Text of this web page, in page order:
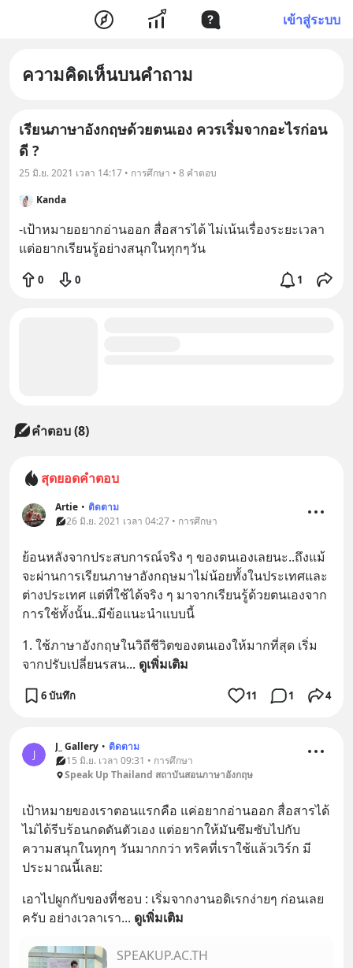
เข้าสู่ระบบ
ความคิดเห็นบนคำถาม
เรียนภาษาอังกฤษด้วยตนเอง ควรเริ่มจากอะไรก่อน
ดี ?
25 มิ.ย. 2021 เวลา 14:17 • การศึกษา • 8 คำตอบ
Kanda
-เป้าหมายอยากอ่านออก สื่อสารได้ ไม่เน้นเรื่องระยะเวลา
แต่อยากเรียนรู้อย่างสนุกในทุกๆวัน
0 0 1
คำตอบ (8)
สุดยอดคำตอบ
Artie • ติดตาม
26 มิ.ย. 2021 เวลา 04:27 • การศึกษา
ย้อนหลังจากประสบการณ์จริง ๆ ของตนเองเลยนะ..ถึงแม้
จะผ่านการเรียนภาษาอังกฤษมาไม่น้อยทั้งในประเทศและ
ต่างประเทศ แต่ที่ใช้ได้จริง ๆ มาจากเรียนรู้ด้วยตนเองจาก
การใช้ทั้งนั้น..มีข้อแนะนำแบบนี้
1. ใช้ภาษาอังกฤษในวิถีชีวิตของตนเองให้มากที่สุด เริ่ม
จากปรับเปลี่ยนรสน... ดูเพิ่มเติม
6 บันทึก 11 1 4
J
J_ Gallery • ติดตาม
15 มิ.ย. เวลา 09:31 • การศึกษา
Speak Up Thailand สถาบันสอนภาษาอังกฤษ
เป้าหมายของเราตอนแรกคือ แค่อยากอ่านออก สื่อสารได้
ไม่ได้รีบร้อนกดดันตัวเอง แต่อยากให้มันซึมซับไปกับ
ความสนุกในทุกๆ วันมากกว่า ทริคที่เราใช้แล้วเวิร์ก มี
ประมาณนี้เลย:
เอาไปผูกกับของที่ชอบ : เริ่มจากงานอดิเรกง่ายๆ ก่อนเลย
ครับ อย่างเวลาเรา... ดูเพิ่มเติม
SPEAKUP.AC.TH